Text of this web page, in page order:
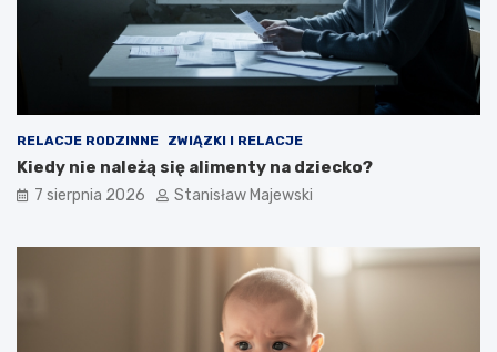
RELACJE RODZINNE ZWIĄZKI I RELACJE
Kiedy nie należą się alimenty na dziecko?
7 sierpnia 2026 Stanisław Majewski